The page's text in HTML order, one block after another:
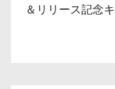
＆リリース記念